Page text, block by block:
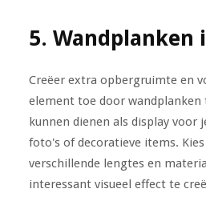
5. Wandplanken
Creëer extra opbergruimte en
element toe door wandplanken
kunnen dienen als display voor
foto's of decoratieve items.
verschillende lengtes en
interessant visueel effect te